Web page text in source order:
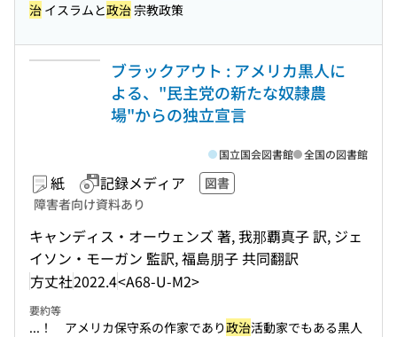
治 イスラムと政治宗教政策
ブラックアウト : アメリカ黒人に
よる、"民主党の新たな奴隷農
場"からの独立宣言
紙 記録メディア
図書
障害者向け資料あり
キャンディス・オーウェンズ 著, 我那覇真子 訳, ジェ
イソン・モーガン 監訳, 福島朋子 共同翻訳
方丈社2022.4<A68-U-M2>
国立国会図書館 全国の図書館
要約等
...！ アメリカ保守系の作家であり政治活動家でもある黒人